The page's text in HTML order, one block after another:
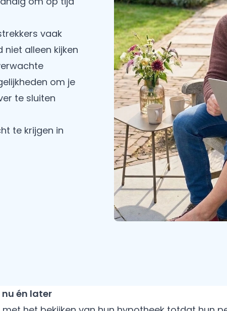
vaak
alleen kijken
om je
te sluiten
te krijgen in
én later